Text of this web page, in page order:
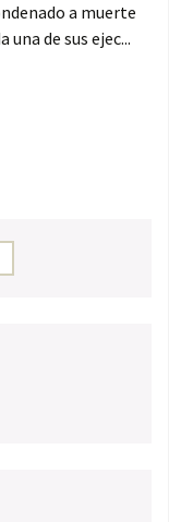
a muerte
una de sus ejec...